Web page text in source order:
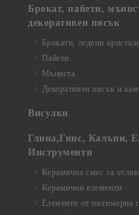
Брокат, пайети,
декоративен пясък
Брокати, ледени
Пайети
Мъниста
Декоративен пясък и
Висулки
Глина,Гипс, Калъпи,
Инструменти
Керамична смес за
Керамични елементи
Елементи от полимерна